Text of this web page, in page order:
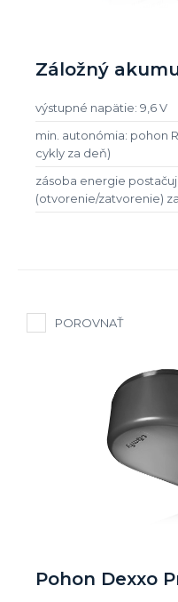
Záložný
výstupné napätie: 9,6 V
min. autonómia: pohon
cykly za deň)
zásoba energie
(otvorenie/zatvorenie)
POROVNAŤ
Pohon Dexxo